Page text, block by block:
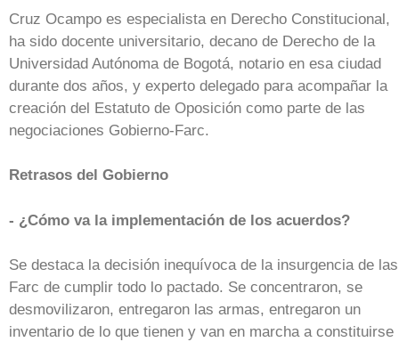
Cruz Ocampo es especialista en Derecho Constitucional,
ha sido docente universitario, decano de Derecho de la
Universidad Autónoma de Bogotá, notario en esa ciudad
durante dos años, y experto delegado para acompañar la
creación del Estatuto de Oposición como parte de las
negociaciones Gobierno-Farc.
Retrasos del Gobierno
- ¿Cómo va la implementación de los acuerdos?
Se destaca la decisión inequívoca de la insurgencia de las
Farc de cumplir todo lo pactado. Se concentraron, se
desmovilizaron, entregaron las armas, entregaron un
inventario de lo que tienen y van en marcha a constituirse